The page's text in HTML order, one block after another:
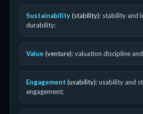
Sustainability(stability): stability and
durability;
Value (venture): valuation discipline
Engagement (usability): usability and
engagement;